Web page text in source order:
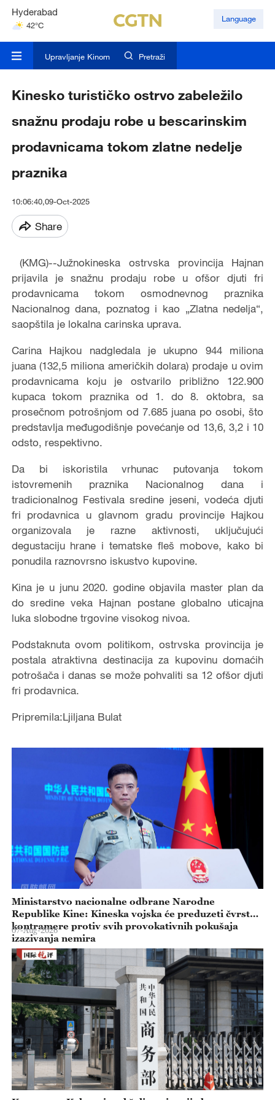
Hyderabad
42°C
Mumbai
Language
Upravljanje Kinom Pretraži
Kinesko turističko ostrvo zabeležilo
snažnu prodaju robe u bescarinskim
prodavnicama tokom zlatne nedelje
praznika
10:06:40,09-Oct-2025
Share
(KMG)--Južnokineska ostrvska provincija Hajnan
prijavila je snažnu prodaju robe u ofšor djuti fri
prodavnicama tokom osmodnevnog praznika
Nacionalnog dana, poznatog i kao „Zlatna nedelja“,
saopštila je lokalna carinska uprava.
Carina Hajkou nadgledala je ukupno 944 miliona
juana (132,5 miliona američkih dolara) prodaje u ovim
prodavnicama koju je ostvarilo približno 122.900
kupaca tokom praznika od 1. do 8. oktobra, sa
prosečnom potrošnjom od 7.685 juana po osobi, što
predstavlja međugodišnje povećanje od 13,6, 3,2 i 10
odsto, respektivno.
Da bi iskoristila vrhunac putovanja tokom
istovremenih praznika Nacionalnog dana i
tradicionalnog Festivala sredine jeseni, vodeća djuti
fri prodavnica u glavnom gradu provincije Hajkou
organizovala je razne aktivnosti, uključujući
degustaciju hrane i tematske fleš mobove, kako bi
ponudila raznovrsno iskustvo kupovine.
Kina je u junu 2020. godine objavila master plan da
do sredine veka Hajnan postane globalno uticajna
luka slobodne trgovine visokog nivoa.
Podstaknuta ovom politikom, ostrvska provincija je
postala atraktivna destinacija za kupovinu domaćih
potrošača i danas se može pohvaliti sa 12 ofšor djuti
fri prodavnica.
Pripremila:Ljiljana Bulat
Ministarstvo nacionalne odbrane Narodne
Republike Kine: Kineska vojska će preduzeti čvrste
kontramere protiv svih provokativnih pokušaja
izazivanja nemira
07-Aug-2026